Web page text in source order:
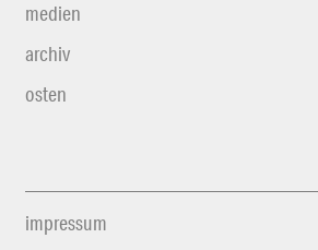
medien
archiv
osten
impressum